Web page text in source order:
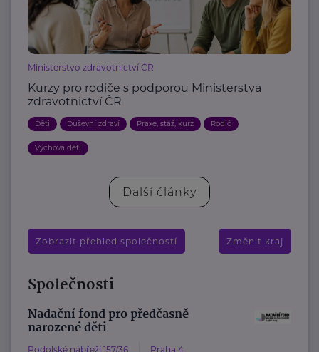
Ministerstvo zdravotnictví ČR
Kurzy pro rodiče s podporou Ministerstva
zdravotnictví ČR
Děti Duševní zdraví Praxe, stáž, kurz Rodič
Výchova dětí
Další články
Zobrazit přehled společností Změnit kraj
Společnosti
Nadační fond pro předčasně
narozené děti
Podolské nábřeží 157/36 Praha 4